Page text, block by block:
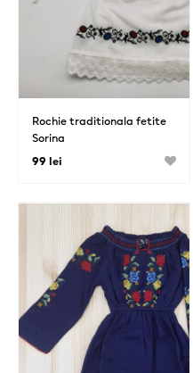
Rochie traditionala fetite
Sorina
99 lei